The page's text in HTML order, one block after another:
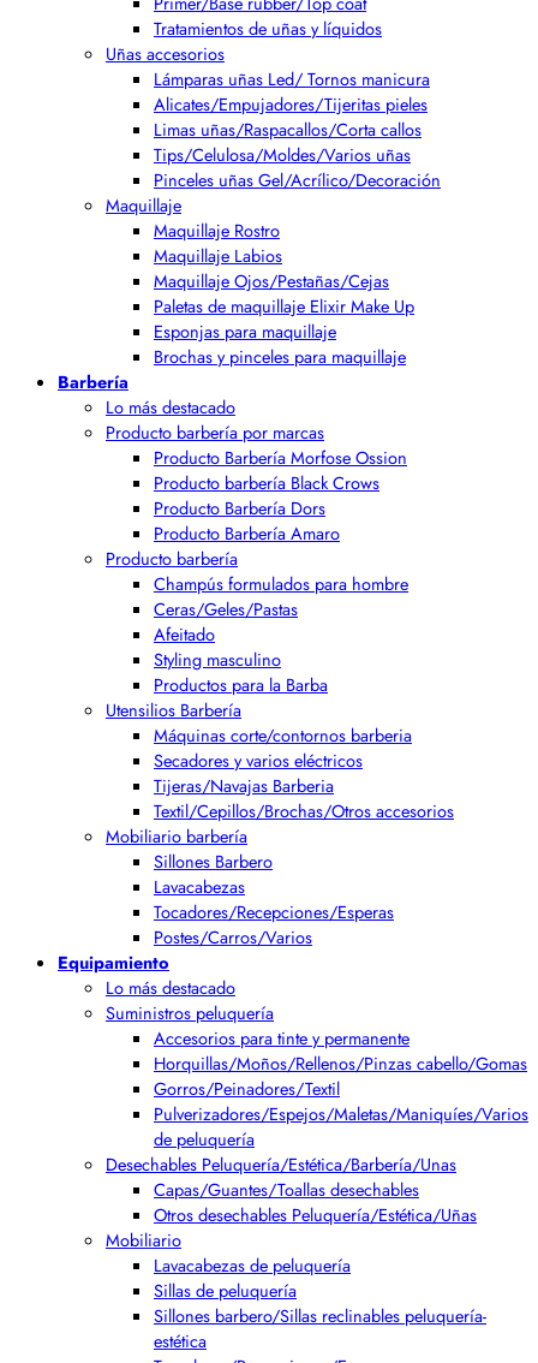
Tratamientos de uñas y líquidos
Uñas accesorios
Lámparas uñas Led/ Tornos manicura
Alicates/Empujadores/Tijeritas pieles
Limas uñas/Raspacallos/Corta callos
Tips/Celulosa/Moldes/Varios uñas
Pinceles uñas Gel/Acrílico/Decoración
Maquillaje
Maquillaje Rostro
Maquillaje Labios
Maquillaje Ojos/Pestañas/Cejas
Paletas de maquillaje Elixir Make Up
Esponjas para maquillaje
Brochas y pinceles para maquillaje
Barbería
Lo más destacado
Producto barbería por marcas
Producto Barbería Morfose Ossion
Producto barbería Black Crows
Producto Barbería Dors
Producto Barbería Amaro
Producto barbería
Champús formulados para hombre
Ceras/Geles/Pastas
Afeitado
Styling masculino
Productos para la Barba
Utensilios Barbería
Máquinas corte/contornos barberia
Secadores y varios eléctricos
Tijeras/Navajas Barberia
Textil/Cepillos/Brochas/Otros accesorios
Mobiliario barbería
Sillones Barbero
Lavacabezas
Tocadores/Recepciones/Esperas
Postes/Carros/Varios
Equipamiento
Lo más destacado
Suministros peluquería
Accesorios para tinte y permanente
Horquillas/Moños/Rellenos/Pinzas cabello/Gomas
Gorros/Peinadores/Textil
Pulverizadores/Espejos/Maletas/Maniquíes/Varios
de peluquería
Desechables Peluquería/Estética/Barbería/Unas
Capas/Guantes/Toallas desechables
Otros desechables Peluquería/Estética/Uñas
Mobiliario
Lavacabezas de peluquería
Sillas de peluquería
Sillones barbero/Sillas reclinables peluquería-
estética